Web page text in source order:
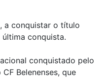
a conquistar o título
conquista.
conquistado pelo
Belenenses, que